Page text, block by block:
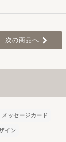
次の商品へ
メッセージカード
イン